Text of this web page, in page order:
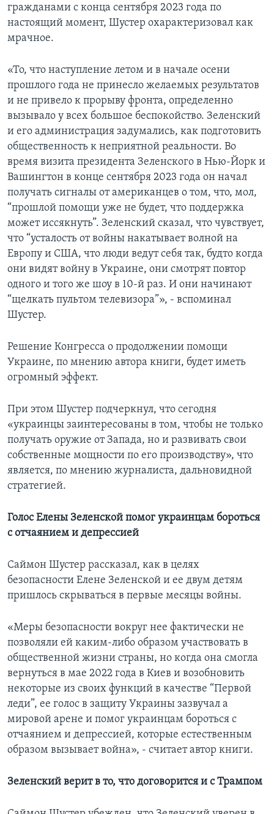
гражданами с конца сентября 2023 года по
настоящий момент, Шустер охарактеризовал как
мрачное.
«То, что наступление летом и в начале осени
прошлого года не принесло желаемых результатов
и не привело к прорыву фронта, определенно
вызывало у всех большое беспокойство. Зеленский
и его администрация задумались, как подготовить
общественность к неприятной реальности. Во
время визита президента Зеленского в Нью-Йорк и
Вашингтон в конце сентября 2023 года он начал
получать сигналы от американцев о том, что, мол,
“прошлой помощи уже не будет, что поддержка
может иссякнуть”. Зеленский сказал, что чувствует,
что “усталость от войны накатывает волной на
Европу и США, что люди ведут себя так, будто когда
они видят войну в Украине, они смотрят повтор
одного и того же шоу в 10-й раз. И они начинают
“щелкать пультом телевизора”», - вспоминал
Шустер.
Решение Конгресса о продолжении помощи
Украине, по мнению автора книги, будет иметь
огромный эффект.
При этом Шустер подчеркнул, что сегодня
«украинцы заинтересованы в том, чтобы не только
получать оружие от Запада, но и развивать свои
собственные мощности по его производству», что
является, по мнению журналиста, дальновидной
стратегией.
Голос Елены Зеленской помог украинцам бороться
с отчаянием и депрессией
Саймон Шустер рассказал, как в целях
безопасности Елене Зеленской и ее двум детям
пришлось скрываться в первые месяцы войны.
«Меры безопасности вокруг нее фактически не
позволяли ей каким-либо образом участвовать в
общественной жизни страны, но когда она смогла
вернуться в мае 2022 года в Киев и возобновить
некоторые из своих функций в качестве “Первой
леди”, ее голос в защиту Украины зазвучал а
мировой арене и помог украинцам бороться с
отчаянием и депрессией, которые естественным
образом вызывает война», - считает автор книги.
Зеленский верит в то, что договорится и с Трампом